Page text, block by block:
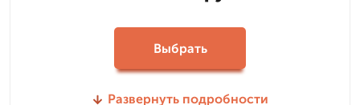
Выбрать
Развернуть подробности